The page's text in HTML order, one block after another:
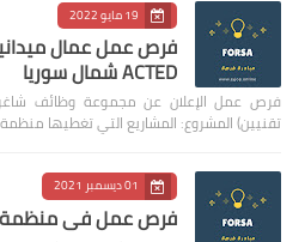
19 مايو 2022
فرص عمل عمال
ACTED شمال سوريا
فرص عمل الإعلان عن مجموعة وظائف
تقنيين) المشروع: المشاريع التي تغطيها
01 ديسمبر 2021
فرص عمل في منظمة Goal شمال حلب وإدلب